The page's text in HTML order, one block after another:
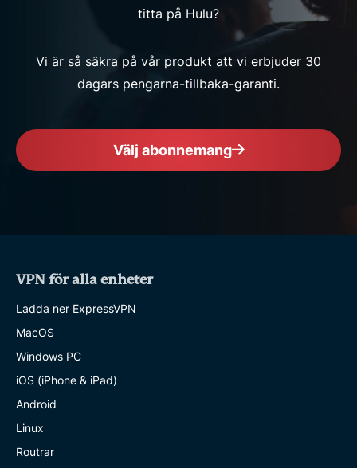
titta på Hulu?
Vi är så säkra på vår produkt att vi erbjuder 30
dagars pengarna-tillbaka-garanti.
Välj abonnemang
VPN för alla enheter
Ladda ner ExpressVPN
MacOS
Windows PC
iOS (iPhone & iPad)
Android
Linux
Routrar